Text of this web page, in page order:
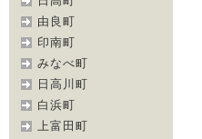
由良町
印南町
みなべ町
日高川町
白浜町
上富田町